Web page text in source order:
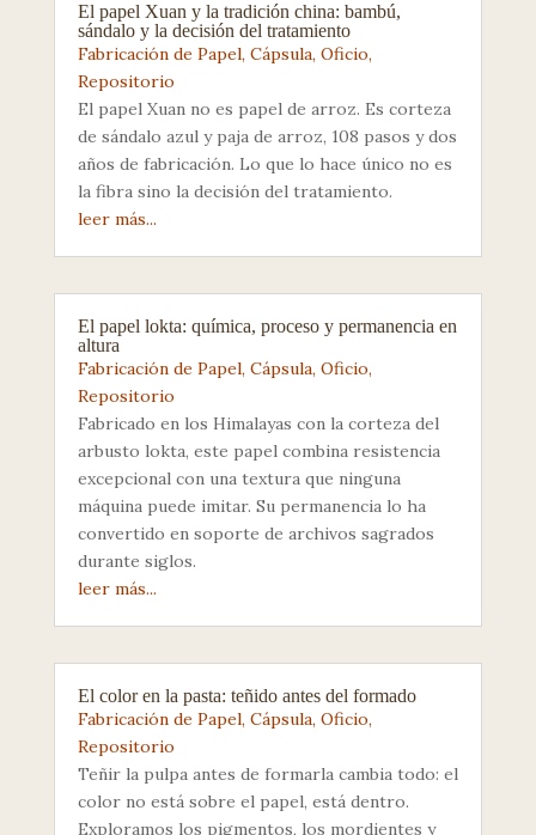
El papel Xuan y la tradición china: bambú,
sándalo y la decisión del tratamiento
Fabricación de Papel, Cápsula, Oficio,
Repositorio
El papel Xuan no es papel de arroz. Es corteza
de sándalo azul y paja de arroz, 108 pasos y dos
años de fabricación. Lo que lo hace único no es
la fibra sino la decisión del tratamiento.
leer más...
El papel lokta: química, proceso y permanencia en
altura
Fabricación de Papel, Cápsula, Oficio,
Repositorio
Fabricado en los Himalayas con la corteza del
arbusto lokta, este papel combina resistencia
excepcional con una textura que ninguna
máquina puede imitar. Su permanencia lo ha
convertido en soporte de archivos sagrados
durante siglos.
leer más...
El color en la pasta: teñido antes del formado
Fabricación de Papel, Cápsula, Oficio,
Repositorio
Teñir la pulpa antes de formarla cambia todo: el
color no está sobre el papel, está dentro.
Exploramos los pigmentos, los mordientes y